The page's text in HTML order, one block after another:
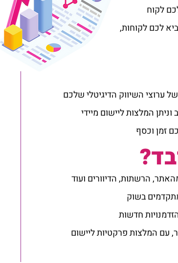
לקוח
לכם לקוחות,
ערוצי השיווק הדיגיטלי שלכם
המלצות ליישום מיידי
זמן וכסף
הרשתות, הדיוורים ועוד
בשוק
חדשות
עם המלצות פרקטיות ליישום